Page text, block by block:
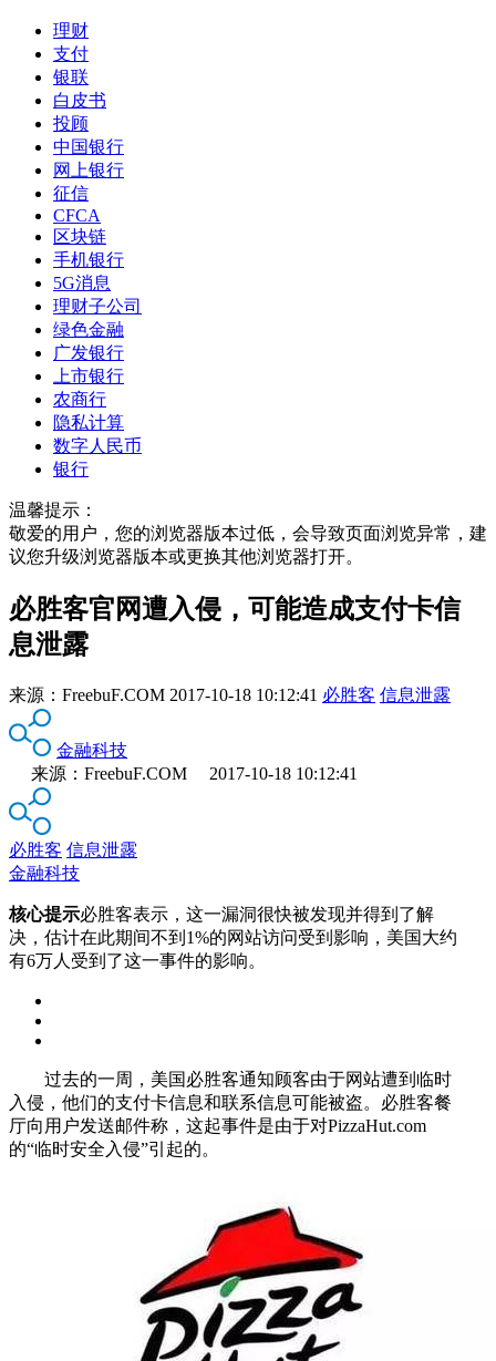
理财
支付
银联
白皮书
投顾
中国银行
网上银行
征信
CFCA
区块链
手机银行
5G消息
理财子公司
绿色金融
广发银行
上市银行
农商行
隐私计算
数字人民币
银行
温馨提示：
敬爱的用户，您的浏览器版本过低，会导致页面浏览异常，建
议您升级浏览器版本或更换其他浏览器打开。
必胜客官网遭入侵，可能造成支付卡信
息泄露
来源： FreebuF.COM 2017-10-18 10:12:41 必胜客 信息泄露
金融科技
来源：FreebuF.COM 2017-10-18 10:12:41
必胜客 信息泄露
金融科技
核心提示必胜客表示，这一漏洞很快被发现并得到了解
决，估计在此期间不到1%的网站访问受到影响，美国大约
有6万人受到了这一事件的影响。
过去的一周，美国必胜客通知顾客由于网站遭到临时
入侵，他们的支付卡信息和联系信息可能被盗。必胜客餐
厅向用户发送邮件称，这起事件是由于对PizzaHut.com
的“临时安全入侵”引起的。